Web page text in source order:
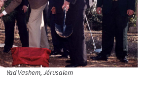
Yad Vashem, Jérusalem